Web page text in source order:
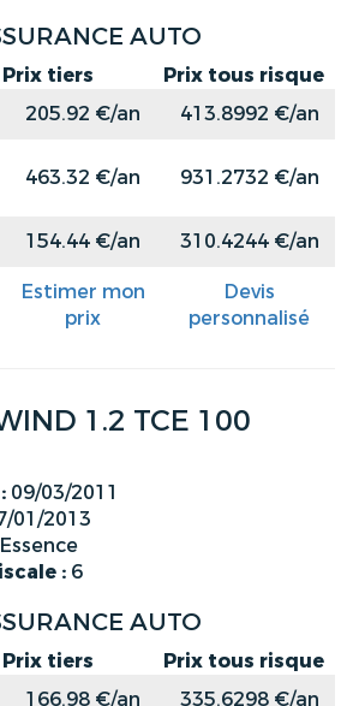
AUTO
Prix tiers
Prix tous risque
205.92 €/an
413.8992 €/an
463.32 €/an 931.2732 €/an
154.44 €/an 310.4244 €/an
Estimer mon
prix
Devis
personnalisé
1.2 TCE 100
09/03/2011
01/2013
Essence
: 6
AUTO
Prix tiers
Prix tous risque
166.98 €/an 335.6298 €/an